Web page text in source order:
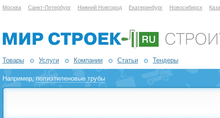
Москва Санкт-Петербург Нижний Новгород Екатеринбург Новосибирск
Товары Услуги Компании Статьи Тендеры
Например,полиэтиленовые трубы